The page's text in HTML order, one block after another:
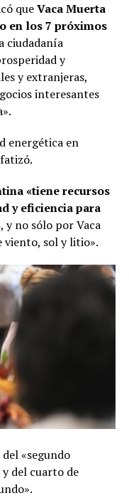
queVaca Muerta
en los 7 próximos
ciudadanía
y
y extranjeras,
interesantes
energética en
«tiene recursos
y eficiencia para
, y no sólo por Vaca
viento, sol y litio».
«segundo
del cuarto de